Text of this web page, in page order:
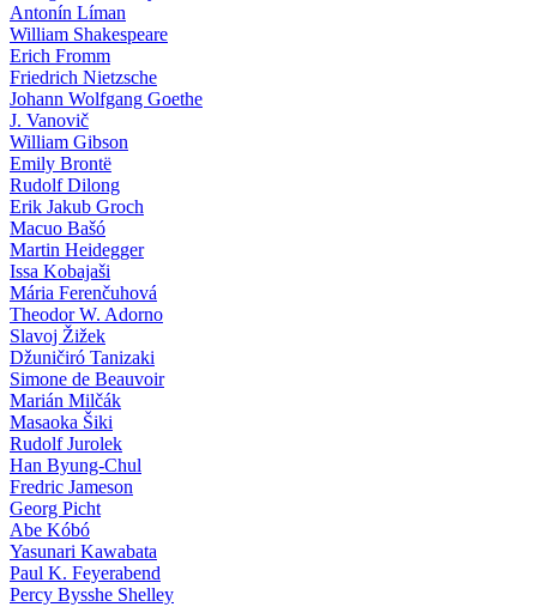
Antonín Líman
William Shakespeare
Erich Fromm
Friedrich Nietzsche
Johann Wolfgang Goethe
J. Vanovič
William Gibson
Emily Brontë
Rudolf Dilong
Erik Jakub Groch
Macuo Bašó
Martin Heidegger
Issa Kobajaši
Mária Ferenčuhová
Theodor W. Adorno
Slavoj Žižek
Džuničiró Tanizaki
Simone de Beauvoir
Marián Milčák
Masaoka Šiki
Rudolf Jurolek
Han Byung-Chul
Fredric Jameson
Georg Picht
Abe Kóbó
Yasunari Kawabata
Paul K. Feyerabend
Percy Bysshe Shelley